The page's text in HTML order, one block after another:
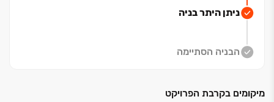
לפרויקט, מחבר אתכם במהירות ובבטחה לכל נקודה
מרכזית בירושלים.
בקלות ללב הפועם של העיר.
ניתן היתר בניה
הבניה הסתיימה
מיקומים בקרבת הפרויקט